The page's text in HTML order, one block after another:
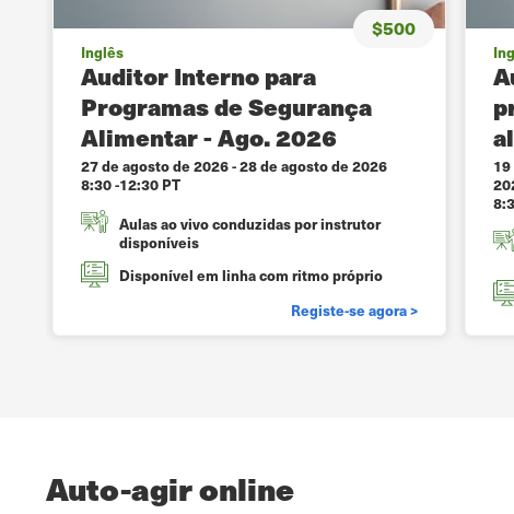
$500
Inglês
Auditor Interno para
Programas de Segurança
Alimentar - Ago. 2026
27 de agosto de 2026-28 de agosto de 2026
8:30 -12:30 PT
Aulas ao vivo conduzidas por instrutor
disponíveis
Disponível em linha com ritmo próprio
Registe-se agora >
Auto-agir online